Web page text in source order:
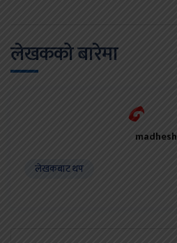
लेखकको बारेमा
madhesh
लेखकबाट थप